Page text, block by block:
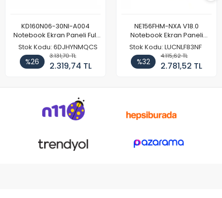
KD160N06-30NI-A004
Notebook Ekran Paneli Full
HD
Stok Kodu: 6DJHYNMQCS
%26
3.131,70 TL
2.319,74 TL
NE156FHM-NXA V18.0
Notebook Ekran Paneli
144Hz
Stok Kodu: LUCNLF83NF
%32
4.115,62 TL
2.781,52 TL